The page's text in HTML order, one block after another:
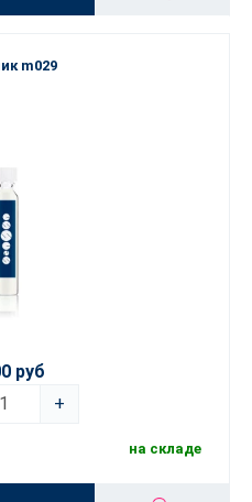
m029
руб
+
на складе